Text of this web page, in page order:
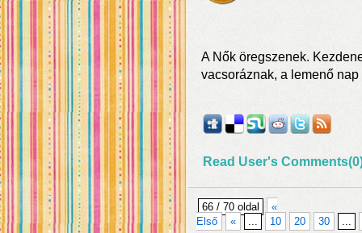
A Nők öregszenek.
vacsoráznak, a lemenő
Read User's
66 / 70 oldal
«
Első
« ... 10 20 30 ...